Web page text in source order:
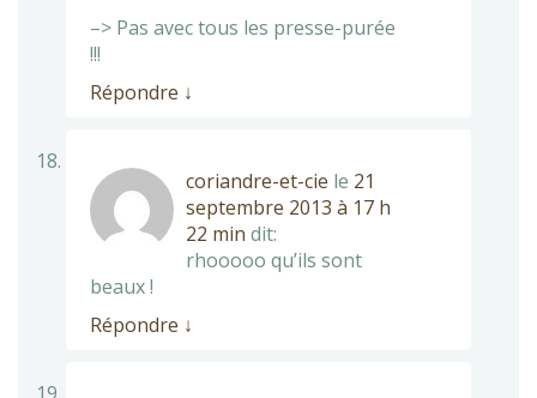
–> Pas avec tous les presse-purée
!!!
Répondre ↓
coriandre-et-cie le 21
septembre 2013 à 17 h
22 min dit:
rhooooo qu’ils sont
beaux !
Répondre ↓